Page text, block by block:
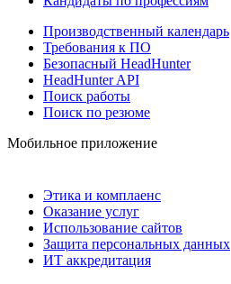
Производственный календарь
Требования к ПО
Безопасный HeadHunter
HeadHunter API
Поиск работы
Поиск по резюме
Мобильное приложение
Этика и комплаенс
Оказание услуг
Использование сайтов
Защита персональных данных
ИТ аккредитация